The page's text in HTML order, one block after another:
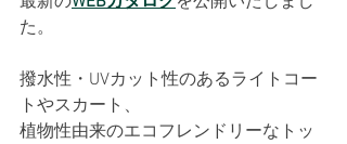
た。
撥水性・UVカット性のあるライトコー
トやスカート、
植物性由来のエコフレンドリーなトッ